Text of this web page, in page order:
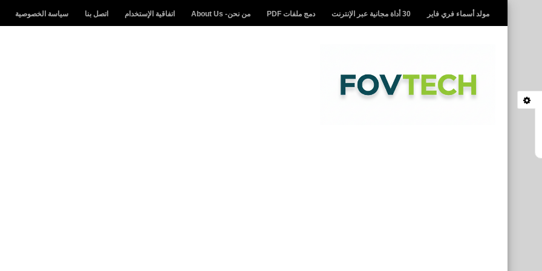
مولد أسماء فري فاير 30 أداة مجانية عبر الإنترنت دمج ملفات PDF من نحن- About Us اتفاقية الإستخدام اتصل بنا سياسة الخصوصية